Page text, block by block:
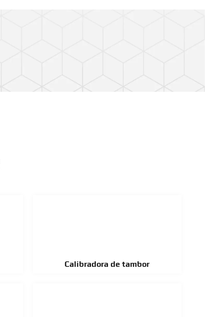
Calibradora de tambor